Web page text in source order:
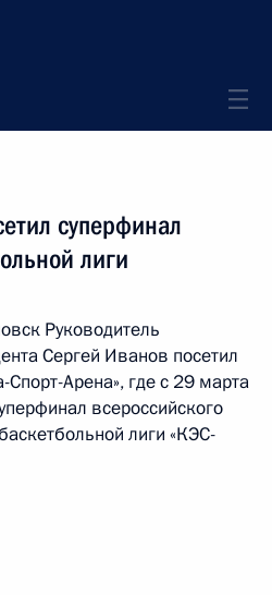
суперфинал
лиги
Руководитель
Сергей Иванов посетил
Арена», где с 29 марта
всероссийского
лиги «КЭС-